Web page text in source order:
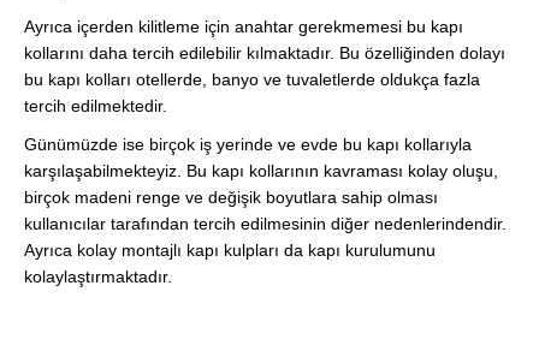
Ayrıca içerden kilitleme için anahtar gerekmemesi bu kapı
kollarını daha tercih edilebilir kılmaktadır. Bu özelliğinden dolayı
bu kapı kolları otellerde, banyo ve tuvaletlerde oldukça fazla
tercih edilmektedir.
Günümüzde ise birçok iş yerinde ve evde bu kapı kollarıyla
karşılaşabilmekteyiz. Bu kapı kollarının kavraması kolay oluşu,
birçok madeni renge ve değişik boyutlara sahip olması
kullanıcılar tarafından tercih edilmesinin diğer nedenlerindendir.
Ayrıca kolay montajlı kapı kulpları da kapı kurulumunu
kolaylaştırmaktadır.